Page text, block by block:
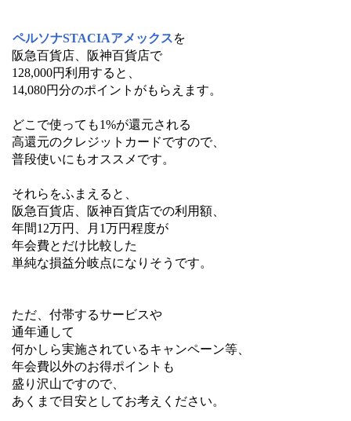
ペルソナSTACIAアメックスを
阪急百貨店、阪神百貨店で
128,000円利用すると、
14,080円分のポイントがもらえます。
どこで使っても1%が還元される
高還元のクレジットカードですので、
普段使いにもオススメです。
それらをふまえると、
阪急百貨店、阪神百貨店での利用額、
年間12万円、月1万円程度が
年会費とだけ比較した
単純な損益分岐点になりそうです。
ただ、付帯するサービスや
通年通して
何かしら実施されているキャンペーン等、
年会費以外のお得ポイントも
盛り沢山ですので、
あくまで目安としてお考えください。